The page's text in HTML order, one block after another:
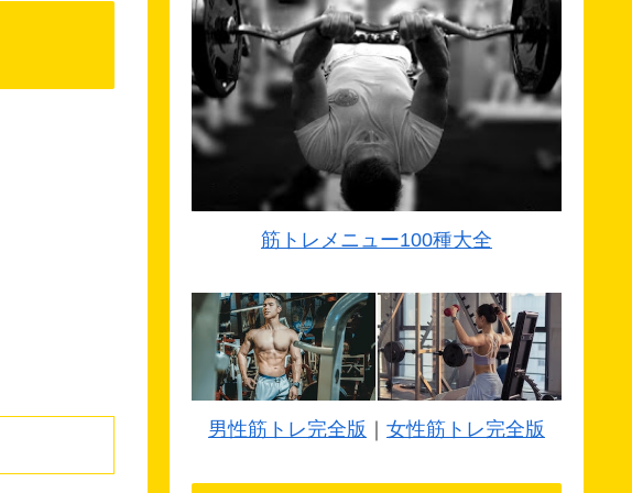
筋トレメニュー100種大全
男性筋トレ完全版 女性筋トレ完全版